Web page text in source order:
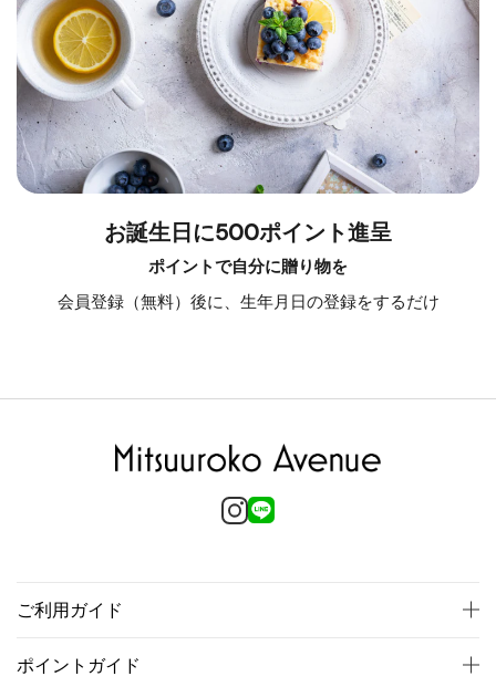
お誕生日に500ポイント進呈
ポイントで自分に贈り物を
会員登録（無料）後に、生年月日の登録をするだけ
ご利用ガイド
ポイントガイド